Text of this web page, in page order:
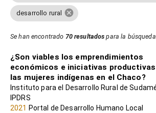
desarrollo rural cancel
Se han encontrado 70 resultados para la
¿Son viables los emprendimientos
económicos e iniciativas
las mujeres indígenas en el Chaco?
Instituto para el Desarrollo Rural de
IPDRS
2021 Portal de Desarrollo Humano Local